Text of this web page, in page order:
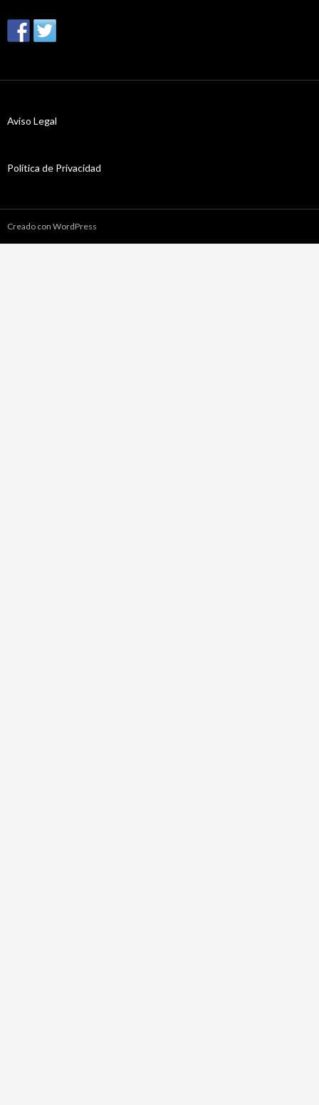
Aviso Legal
Política de Privacidad
Creado con WordPress